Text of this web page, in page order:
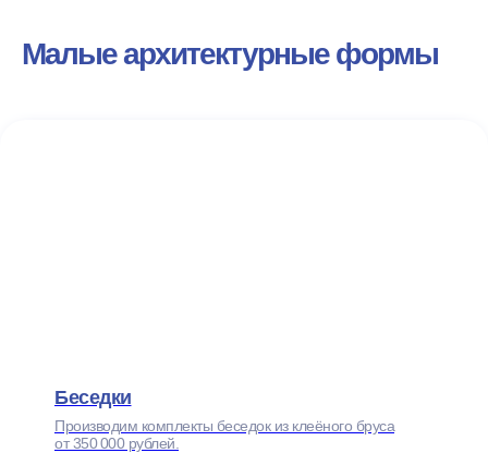
Малые архитектурные формы
Беседки
Производим комплекты беседок из клеёного бруса
от 350 000 рублей.